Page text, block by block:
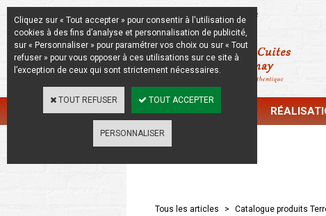
La Beauté de l'Authentique
CATALOGUE
Catalogue
Tous les articles > Catalogue produits
Cliquez sur « Tout accepter » pour consentir à l'utilisation de
cookies à des fins d’analyse et personnalisation de publicité,
sur « Personnaliser » pour paramétrer vos choix ou sur « Tout
refuser » pour vous opposer à ces utilisations sur ce site à
l’exception de ceux qui sont strictement nécessaires.
TOUT REFUSER TOUT ACCEPTER
PERSONNALISER